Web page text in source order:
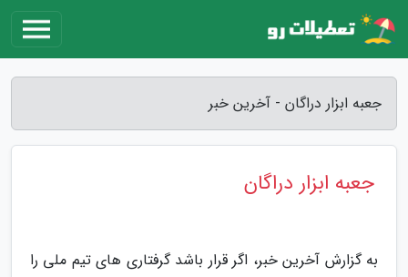
جعبه ابزار دراگان - آخرین خبر
جعبه ابزار دراگان
به گزارش آخرین خبر، اگر قرار باشد گرفتاری های تیم ملی را